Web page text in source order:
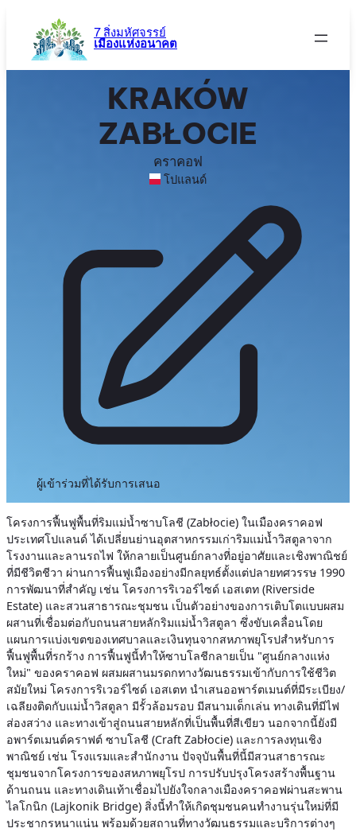
เนื้อหา
7 สิ่งมหัศจรรย์
เมืองแห่งอนาคต
KRAKÓW
ZABŁOCIE
คราคอฟ
โปแลนด์
ผู้เข้าร่วมที่ได้รับการเสนอ
โครงการฟื้นฟูพื้นที่ริมแม่น้ำซาบโลชี (Zabłocie) ในเมืองคราคอฟ
ประเทศโปแลนด์ ได้เปลี่ยนย่านอุตสาหกรรมเก่าริมแม่น้ำวิสตูลาจาก
โรงงานและลานรถไฟ ให้กลายเป็นศูนย์กลางที่อยู่อาศัยและเชิงพาณิชย์
ที่มีชีวิตชีวา ผ่านการฟื้นฟูเมืองอย่างมีกลยุทธ์ตั้งแต่ปลายทศวรรษ 1990
การพัฒนาที่สำคัญ เช่น โครงการริเวอร์ไซด์ เอสเตท (Riverside
Estate) และสวนสาธารณะชุมชน เป็นตัวอย่างของการเติบโตแบบผสม
ผสานที่เชื่อมต่อกับถนนสายหลักริมแม่น้ำวิสตูลา ซึ่งขับเคลื่อนโดย
แผนการแบ่งเขตของเทศบาลและเงินทุนจากสหภาพยุโรปสำหรับการ
ฟื้นฟูพื้นที่รกร้าง การฟื้นฟูนี้ทำให้ซาบโลชีกลายเป็น "ศูนย์กลางแห่ง
ใหม่" ของคราคอฟ ผสมผสานมรดกทางวัฒนธรรมเข้ากับการใช้ชีวิต
สมัยใหม่ โครงการริเวอร์ไซด์ เอสเตท นำเสนออพาร์ตเมนต์ที่มีระเบียง/
เฉลียงติดกับแม่น้ำวิสตูลา มีรั้วล้อมรอบ มีสนามเด็กเล่น ทางเดินที่มีไฟ
ส่องสว่าง และทางเข้าสู่ถนนสายหลักที่เป็นพื้นที่สีเขียว นอกจากนี้ยังมี
อพาร์ตเมนต์คราฟต์ ซาบโลชี (Craft Zabłocie) และการลงทุนเชิง
พาณิชย์ เช่น โรงแรมและสำนักงาน ปัจจุบันพื้นที่นี้มีสวนสาธารณะ
ชุมชนจากโครงการของสหภาพยุโรป การปรับปรุงโครงสร้างพื้นฐาน
ด้านถนน และทางเดินเท้าเชื่อมไปยังใจกลางเมืองคราคอฟผ่านสะพาน
ไลโกนิก (Lajkonik Bridge) สิ่งนี้ทำให้เกิดชุมชนคนทำงานรุ่นใหม่ที่มี
ประชากรหนาแน่น พร้อมด้วยสถานที่ทางวัฒนธรรมและบริการต่างๆ